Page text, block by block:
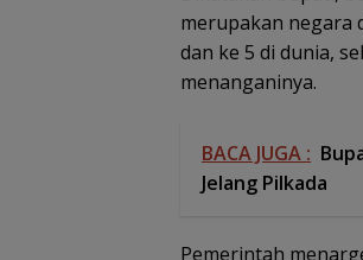
merupakan negara
dan ke 5 di dunia,
menanganinya.
BACA JUGA :
Jelang Pilkada
Pemerintah